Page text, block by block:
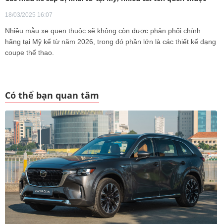
18/03/2025 16:07
Nhiều mẫu xe quen thuộc sẽ không còn được phân phối chính
hãng tại Mỹ kể từ năm 2026, trong đó phần lớn là các thiết kế dạng
coupe thể thao.
Có thể bạn quan tâm